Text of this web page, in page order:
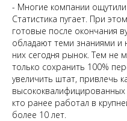
- Многие компании
Статистика пугает. При
готовые после окончания
обладают теми знаниями и
них сегодня рынок. Тем не
только сохранить 100%
увеличить штат, привлечь
высококвалифицированных
кто ранее работал в
более 10 лет.